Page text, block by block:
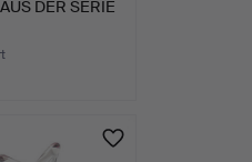
DER SERIE